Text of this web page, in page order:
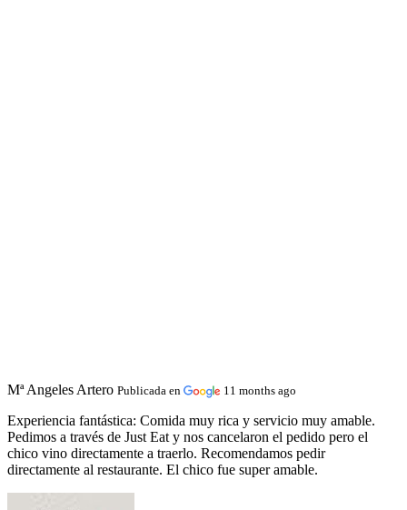
Mª Angeles Artero Publicada en 11 months ago
Experiencia fantástica: Comida muy rica y servicio muy amable.
Pedimos a través de Just Eat y nos cancelaron el pedido pero el
chico vino directamente a traerlo. Recomendamos pedir
directamente al restaurante. El chico fue super amable.